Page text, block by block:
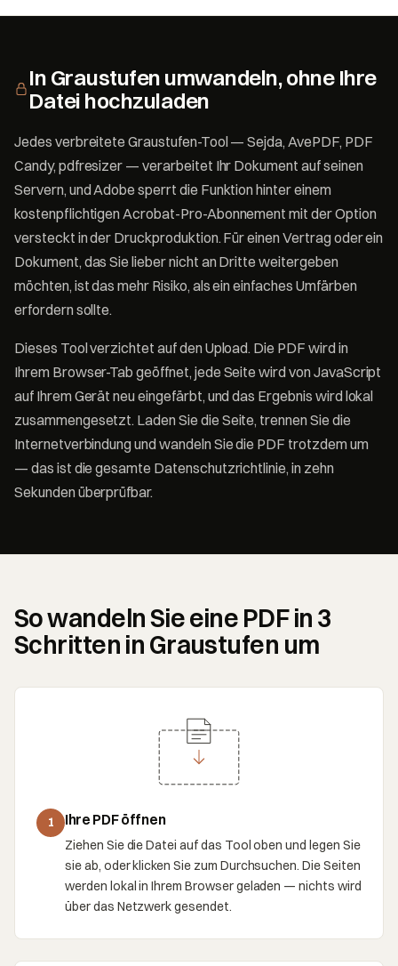
In Graustufen umwandeln, ohne Ihre
Datei hochzuladen
Jedes verbreitete Graustufen-Tool — Sejda, AvePDF, PDF
Candy, pdfresizer — verarbeitet Ihr Dokument auf seinen
Servern, und Adobe sperrt die Funktion hinter einem
kostenpflichtigen Acrobat-Pro-Abonnement mit der Option
versteckt in der Druckproduktion. Für einen Vertrag oder ein
Dokument, das Sie lieber nicht an Dritte weitergeben
möchten, ist das mehr Risiko, als ein einfaches Umfärben
erfordern sollte.
Dieses Tool verzichtet auf den Upload. Die PDF wird in
Ihrem Browser-Tab geöffnet, jede Seite wird von JavaScript
auf Ihrem Gerät neu eingefärbt, und das Ergebnis wird lokal
zusammengesetzt. Laden Sie die Seite, trennen Sie die
Internetverbindung und wandeln Sie die PDF trotzdem um
— das ist die gesamte Datenschutzrichtlinie, in zehn
Sekunden überprüfbar.
So wandeln Sie eine PDF in 3
Schritten in Graustufen um
1 Ihre PDF öffnen
Ziehen Sie die Datei auf das Tool oben und legen Sie
sie ab, oder klicken Sie zum Durchsuchen. Die Seiten
werden lokal in Ihrem Browser geladen — nichts wird
über das Netzwerk gesendet.